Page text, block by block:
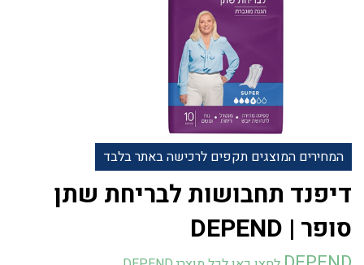
המחירים המוצגים תקפים לרכישה באתר בלבד
דיפנד תחבושות לבריחת שתן
סופר | DEPEND